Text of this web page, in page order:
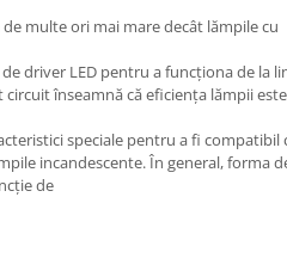
multe ori mai mare decât lămpile cu
driver LED pentru a funcționa de la
înseamnă că eficiența lămpii
speciale pentru a fi compatibil
incandescente. În general, forma
de